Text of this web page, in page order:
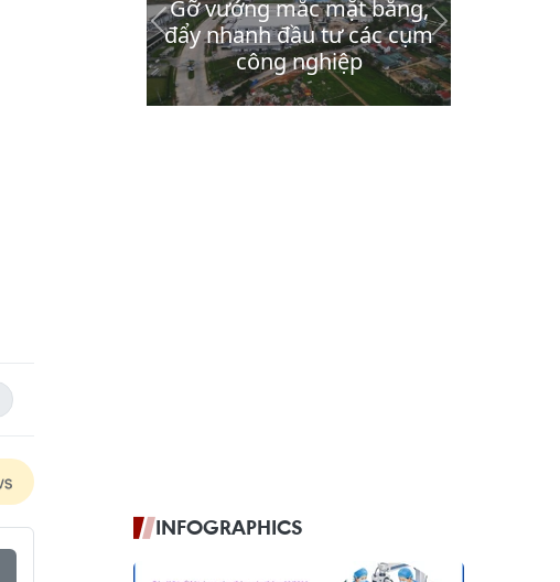
INFOGRAPHICS